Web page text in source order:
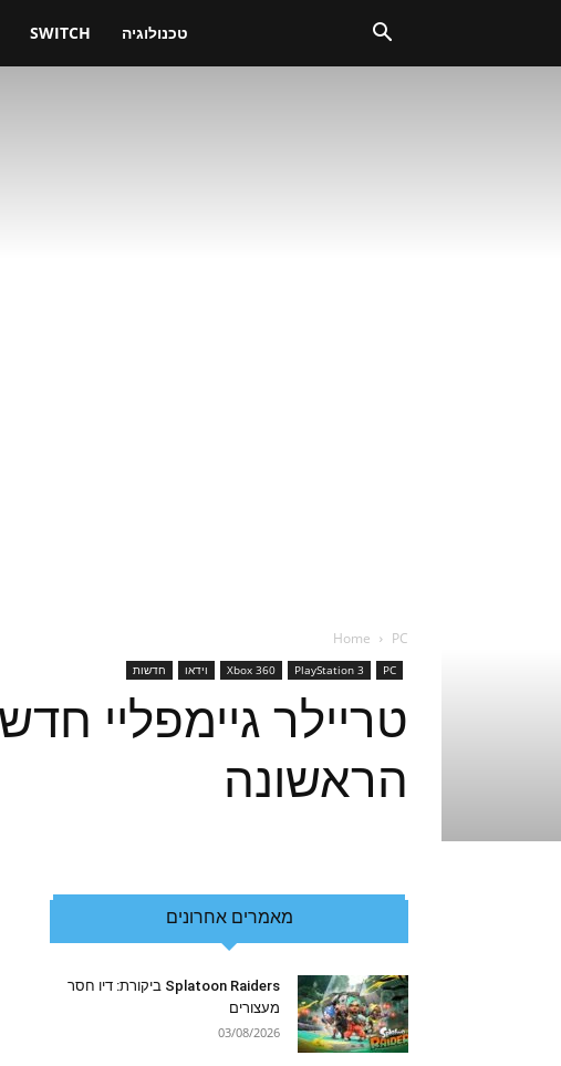
SWITCH טכנולוגיה
Home PC
PC
PlayStation 3
Xbox 360 וידאו חדשות
הראשונה
מאמרים אחרונים
Splatoon Raiders ביקורת: דיו חסר
מעצורים
03/08/2026